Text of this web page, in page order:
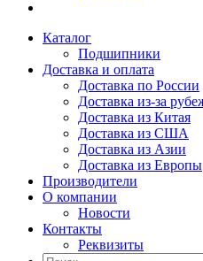
Каталог
Подшипники
Доставка и оплата
Доставка по России
Доставка из-за
Доставка из Китая
Доставка из США
Доставка из Азии
Доставка из Европы
Производители
О компании
Новости
Контакты
Реквизиты